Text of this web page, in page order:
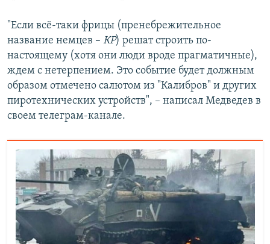
"Если всё-таки фрицы (пренебрежительное
название немцев – КР) решат строить по-
настоящему (хотя они люди вроде прагматичные),
ждем с нетерпением. Это событие будет должным
образом отмечено салютом из "Калибров" и других
пиротехнических устройств", – написал Медведев в
своем телеграм-канале.